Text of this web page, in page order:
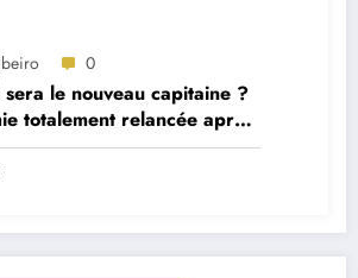
0
le nouveau capitaine ?
totalement relancée après
majeurs